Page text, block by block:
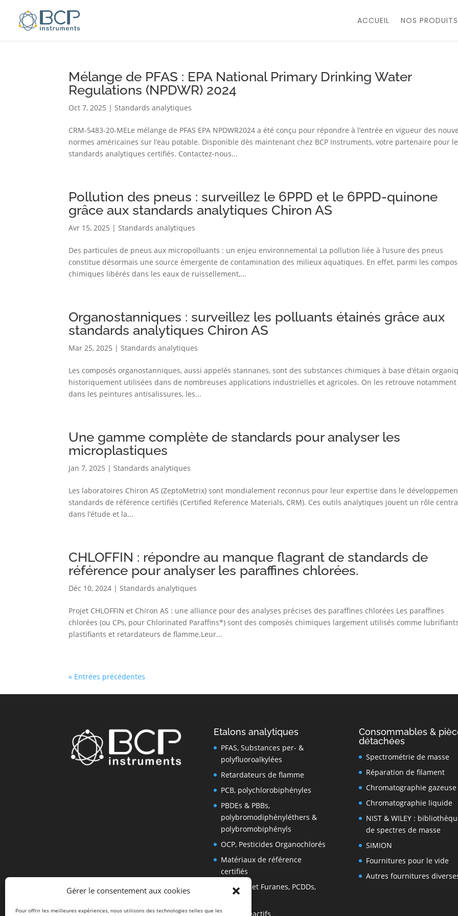
Gérer le consentement aux cookies
Pour offrir les meilleures expériences, nous utilisons des technologies telles que les
ACCUEIL NOS PRODUITS
Mélange de PFAS : EPA National Primary Drinking Water
Regulations (NPDWR) 2024
Oct 7, 2025 |Standards analytiques
CRM-5483-20-MELe mélange de PFAS EPA NPDWR2024 a été conçu pour répondre à l’entrée en vigueur des
normes américaines sur l’eau potable. Disponible dès maintenant chez BCP Instruments, votre partenaire pour
standards analytiques certifiés. Contactez-nous...
Pollution des pneus : surveillez le 6PPD et le 6PPD-quinone
grâce aux standards analytiques Chiron AS
Avr 15, 2025 |Standards analytiques
Des particules de pneus aux micropolluants : un enjeu environnemental La pollution liée à l’usure des pneus
constitue désormais une source émergente de contamination des milieux aquatiques. En effet, parmi les
chimiques libérés dans les eaux de ruissellement,...
Organostanniques : surveillez les polluants étainés grâce aux
standards analytiques Chiron AS
Mar 25, 2025 |Standards analytiques
Les composés organostanniques, aussi appelés stannanes, sont des substances chimiques à base d’étain
historiquement utilisées dans de nombreuses applications industrielles et agricoles. On les retrouve notamment
dans les peintures antisalissures, les...
Une gamme complète de standards pour analyser les
microplastiques
Jan 7, 2025 |Standards analytiques
Les laboratoires Chiron AS (ZeptoMetrix) sont mondialement reconnus pour leur expertise dans le
standards de référence certifiés (Certified Reference Materials, CRM). Ces outils analytiques jouent un rôle
dans l’étude et la...
CHLOFFIN : répondre au manque flagrant de standards de
référence pour analyser les paraffines chlorées.
Déc 10, 2024 |Standards analytiques
Projet CHLOFFIN et Chiron AS : une alliance pour des analyses précises des paraffines chlorées Les paraffines
chlorées (ou CPs, pour Chlorinated Paraffins*) sont des composés chimiques largement utilisés comme
plastifiants et retardateurs de flamme.Leur...
« Entrées précédentes
Etalons analytiques
PFAS, Substances per- &
polyfluoroalkylées
Retardateurs de flamme
PCB, polychlorobiphényles
PBDEs & PBBs,
polybromodiphényléthers &
polybromobiphényls
OCP, Pesticides Organochlorés
Matériaux de référence
certifiés
Dioxines et Furanes, PCDDs,
Autres réactifs
Consommables &
détachées
Spectrométrie de masse
Réparation de filament
Chromatographie gazeuse
Chromatographie liquide
NIST & WILEY :
de spectres de masse
SIMION
Fournitures pour le vide
Autres fournitures